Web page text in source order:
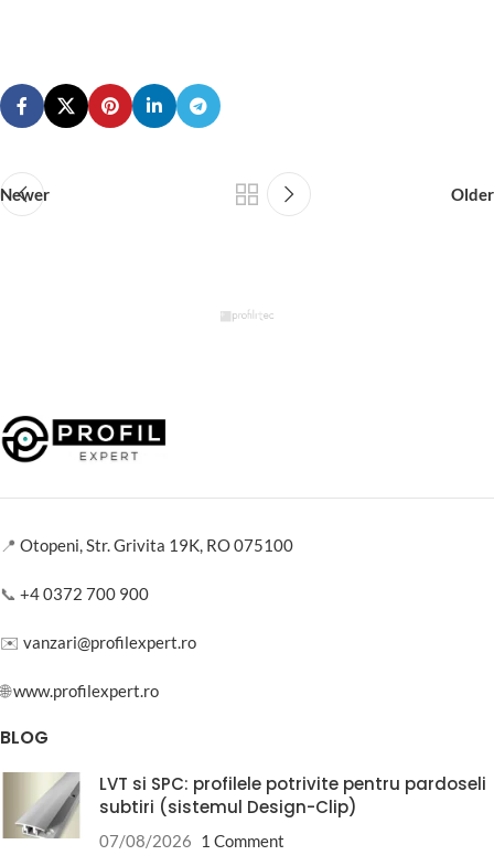
Newer Older
📍 Otopeni, Str. Grivita 19K, RO 075100
📞 +4 0372 700 900
✉️ vanzari@profilexpert.ro
🌐www.profilexpert.ro
BLOG
LVT si SPC: profilele potrivite pentru pardoseli
subtiri (sistemul Design-Clip)
07/08/2026 1 Comment